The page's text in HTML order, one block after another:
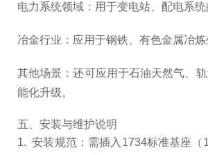
电力系统领域：用于变电站、配电系
冶金行业：应用于钢铁、有色金属冶
其他场景：还可应用于石油天然气、
能化升级。
五、安装与维护说明
1. 安装规范：需插入1734标准基座（